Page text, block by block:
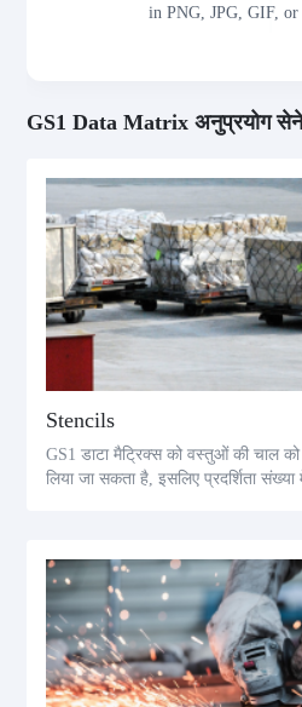
in PNG, JPG, GIF,
GS1 Data Matrix अनुप्रयोग
Stencils
GS1 डाटा मैट्रिक्स को वस्तुओं की चाल
लिया जा सकता है, इसलिए प्रदर्शिता संख्या